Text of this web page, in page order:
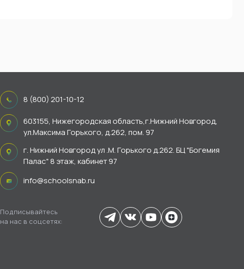
8 (800) 201-10-12
603155, Нижегородская область,г.Нижний Новгород,
ул.Максима Горького, д.262, пом. 97
г. Нижний Новгород ул .М. Горького д.262. БЦ "Богемия
Палас" 8 этаж, кабинет 97
info@schoolsnab.ru
Подписывайтесь
на нас в соцсетях: